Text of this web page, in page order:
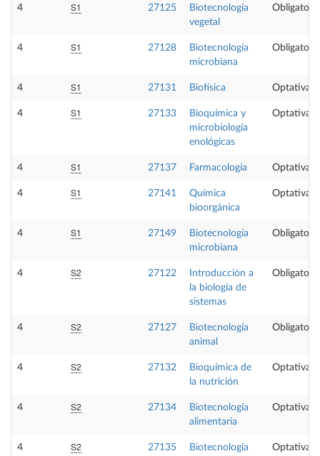
4 S1 27125
Biotecnología
vegetal
Obligatoria
4 S1 27128
Biotecnología
microbiana
Obligatoria
4 S1 27131 Biofísica Optativa
4 S1 27133
Bioquímica y
microbiología
enológicas
Optativa
4 S1 27137 Farmacología Optativa
4 S1 27141
Química
bioorgánica
Optativa
4 S1 27149
Biotecnología
microbiana
Obligatoria
4 S2 27122
Introducción a
la biología de
sistemas
Obligatoria
4 S2 27127
Biotecnología
animal
Obligatoria
4 S2 27132
Bioquímica de
la nutrición
Optativa
4 S2 27134
Biotecnología
alimentaria
Optativa
4 S2 27135
Biotecnología
Optativa